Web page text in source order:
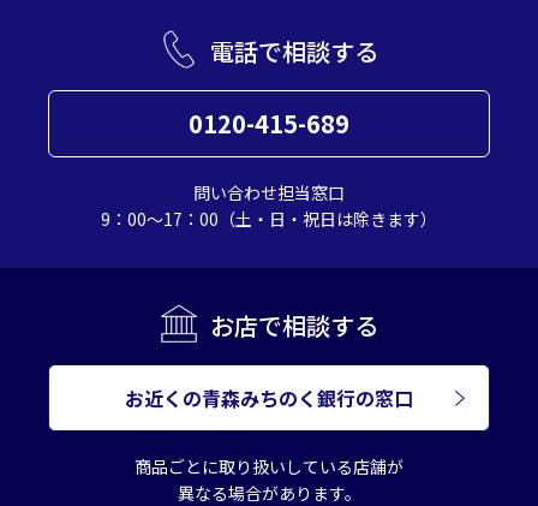
電話で相談する
0120-415-689
問い合わせ担当窓口
9：00～17：00（土・日・祝日は除きます）
お店で相談する
お近くの青森みちのく銀行の窓口
商品ごとに取り扱いしている店舗が
異なる場合があります。